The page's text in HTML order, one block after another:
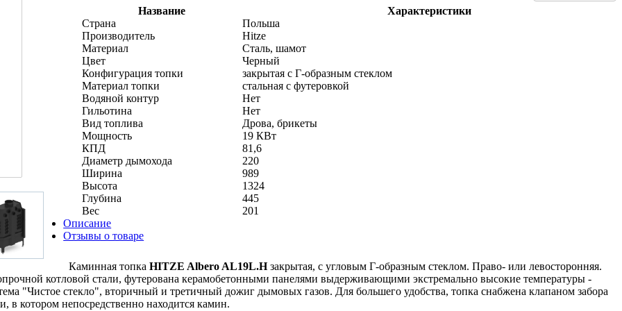
Название
Характеристики
Страна
Польша
Производитель
Hitze
Материал
Сталь, шамот
Цвет
Черный
Конфигурация топки
закрытая с Г-образным стеклом
Материал топки
стальная с футеровкой
Водяной контур
Нет
Гильотина
Нет
Вид топлива
Дрова, брикеты
Мощность
19 КВт
КПД
81,6
Диаметр дымохода
220
Ширина
989
Высота
1324
Глубина
445
Вес
201
Описание
Отзывы о товаре
Каминная топкаHITZE Albero AL19L.Hзакрытая, с угловым Г-образным стеклом. Право- или левосторонняя.
котловой стали, футерована керамобетонными панелями выдерживающими экстремально высокие температуры -
"Чистое стекло", вторичный и третичный дожиг дымовых газов. Для большего удобства, топка снабжена клапаном забора
в котором непосредственно находится камин.